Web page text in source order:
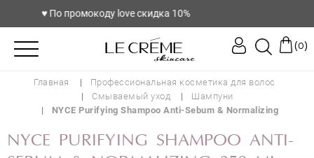
♥️ По промокоду love скидка 10%
(0)
Главная
Профессиональная косметика для волос
Смываемый уход
Шампуни
NYCE Purifying Shampoo Anti-Sebum & Normalizing
NYCE PURIFYING SHAMPOO ANTI-